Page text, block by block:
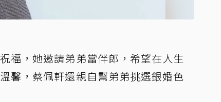
福，她邀請弟弟當伴郎，希望在人生
馨，蔡佩軒還親自幫弟弟挑選銀婚色